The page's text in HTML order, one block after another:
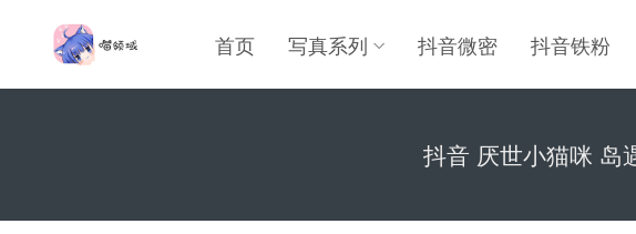
首页 写真系列 抖音微密 抖音铁粉
抖音 厌世小猫咪 岛